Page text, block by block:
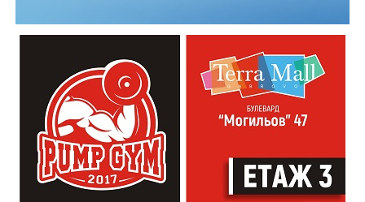
които свират на китара, да се включат – независимо
от професионалното им ниво. Събитието е различно
– то не е концерт, а споделено преживяване, в което
всеки участва по свой начин. Няма сцена или
официална програма, няма предварително обявени
изпълнители и разделение между публика и
артисти. Всеки е добре дошъл да пее, свири или
просто да преживее звездопад, изпълнен с музика,
падащи звезди и желания.